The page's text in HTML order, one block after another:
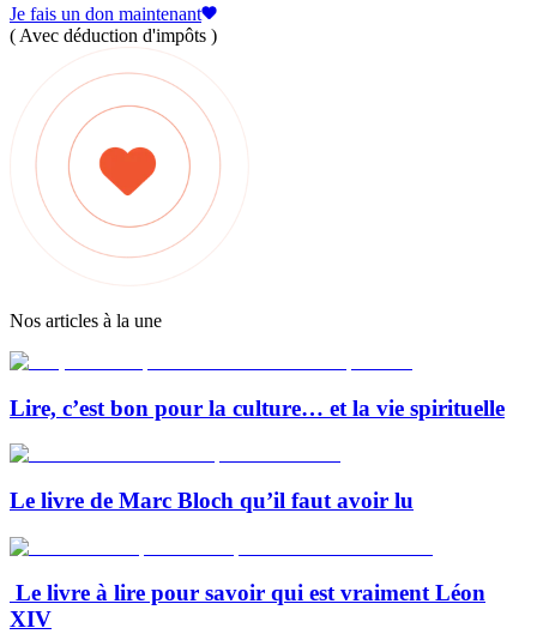
Je fais un don maintenant
( Avec déduction d'impôts )
Nos articles à la une
Lire, c’est bon pour la culture… et la vie spirituelle
Le livre de Marc Bloch qu’il faut avoir lu
Le livre à lire pour savoir qui est vraiment Léon
XIV